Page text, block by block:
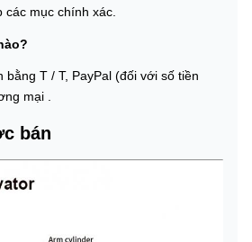
mục chính xác.
bằng T / T, PayPal (đối với số tiền
mại .
bán